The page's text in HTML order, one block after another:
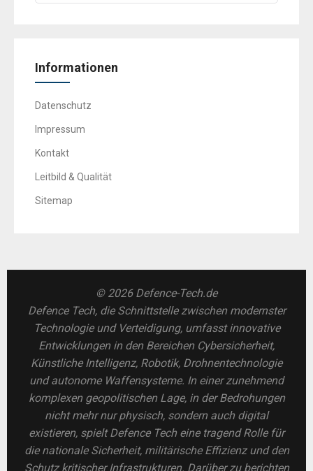
Informationen
Datenschutz
Impressum
Kontakt
Leitbild & Qualität
Sitemap
© 2026 Defence-Tech.de
Defence Tech, die Schnittstelle zwischen modernster
Technologie und Verteidigung, umfasst innovative
Entwicklungen in den Bereichen Cybersicherheit,
Künstliche Intelligenz, Robotik, Drohnentechnologie
und autonome Waffensysteme. In einer zunehmend
komplexen geopolitischen Lage, in der Bedrohungen
nicht mehr nur physisch, sondern auch digital
existieren, spielt Defence Tech eine tragend Rolle für
die nationale Sicherheit, militärische Effizienz und den
Schutz kritischer Infrastrukturen. Darüber zu berichten